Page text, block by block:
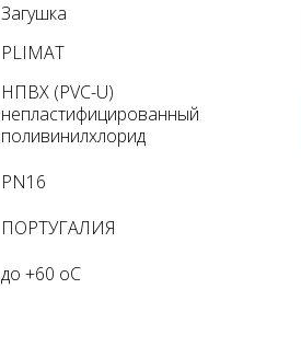
Загушка
PLIMAT
НПВХ (PVC-U)
непластифицированный
поливинилхлорид
PN16
ПОРТУГАЛИЯ
до +60 oC